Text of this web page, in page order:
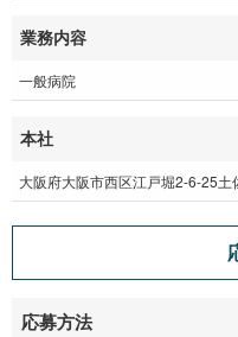
業務内容
一般病院
本社
大阪府大阪市西区江戸堀2-6-25
応募方法